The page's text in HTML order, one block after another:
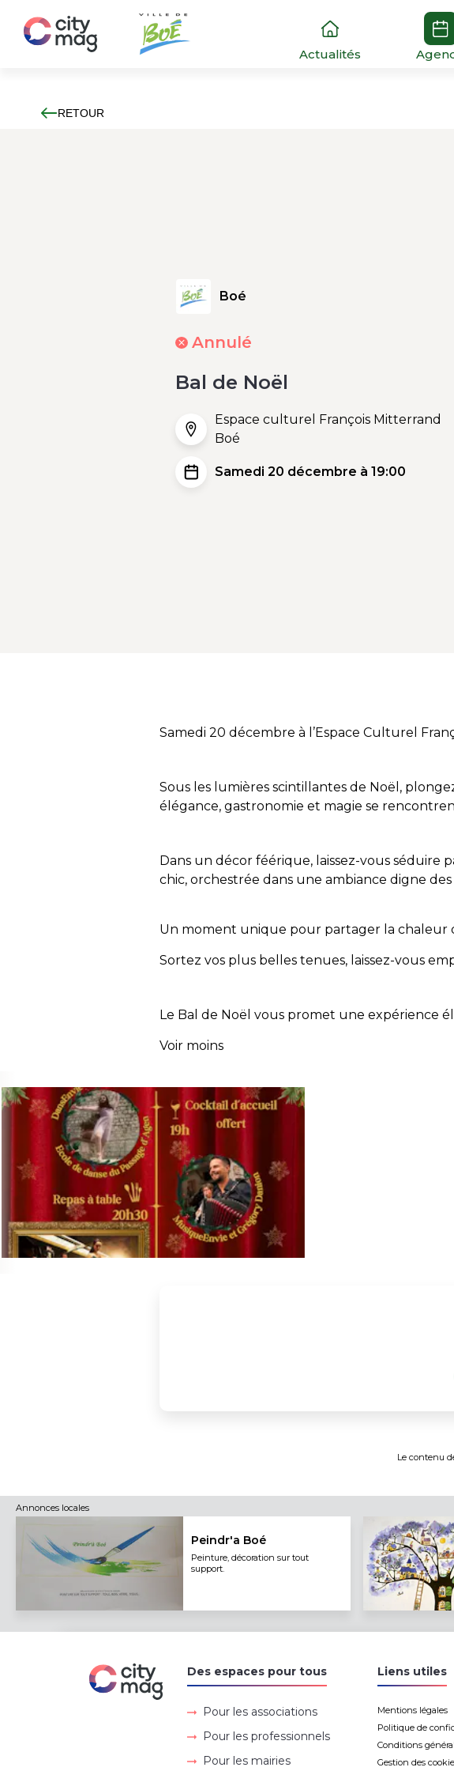
Actualités
RETOUR
Boé
Annulé
Bal de Noël
Espace culturel François Mitterrand
Boé
Samedi 20 décembre à 19:00
Samedi 20 décembre à l’Espace Culturel
Sous les lumières scintillantes de Noël,
élégance, gastronomie et magie se
Dans un décor féérique, laissez-vous
chic, orchestrée dans une ambiance digne
Un moment unique pour partager la chaleur
Sortez vos plus belles tenues, laissez-vous
Le Bal de Noël vous promet une expérience
Voir moins
Le contenu
Annonces locales
Peindr'a Boé
Peinture, décoration sur tout
support.
Des espaces pour tous
Pour les associations
Pour les professionnels
Pour les mairies
Liens utiles
Mentions légales
Politique de
Conditions
Gestion des